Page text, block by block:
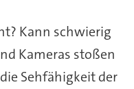
Kann schwierig
Kameras stoßen
Sehfähigkeit der